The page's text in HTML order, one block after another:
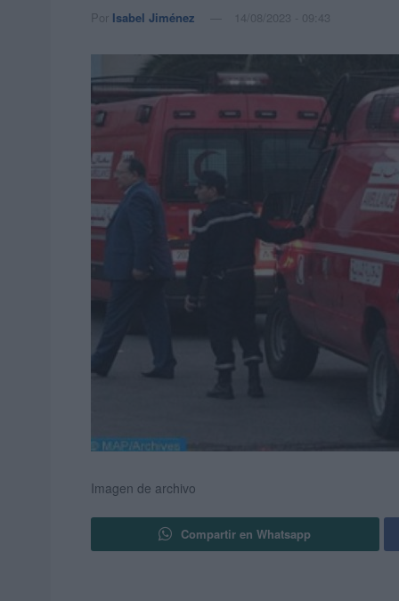
Por Isabel Jiménez 14/08/2023 - 09:43
Imagen de archivo
Compartir en Whatsapp